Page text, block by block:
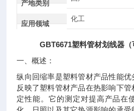
产地类别
应用领域
化工
GBT6671塑料管材划线器（
一、概述：
纵向回缩率是塑料管材产品性能
反映了塑料管材产品在热影响下
定性能。它的测定对提高产品在